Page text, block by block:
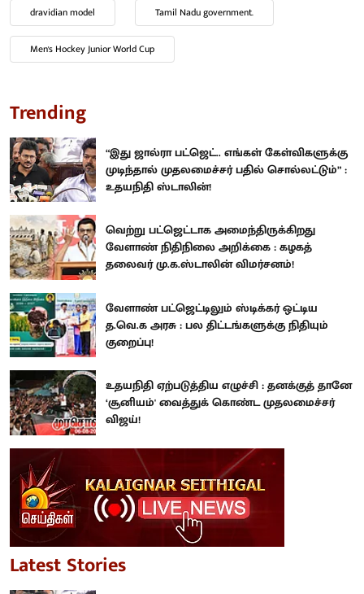
dravidian model Tamil Nadu government.
Men's Hockey Junior World Cup
Trending
“இது ஜால்ரா பட்ஜெட்.. எங்கள் கேள்விகளுக்கு
முடிந்தால் முதலமைச்சர் பதில் சொல்லட்டும்” :
உதயநிதி ஸ்டாலின்!
வெற்று பட்ஜெட்டாக அமைந்திருக்கிறது
வேளாண் நிதிநிலை அறிக்கை : கழகத்
தலைவர் மு.க.ஸ்டாலின் விமர்சனம்!
வேளாண் பட்ஜெட்டிலும் ஸ்டிக்கர் ஒட்டிய
த.வெ.க அரசு : பல திட்டங்களுக்கு நிதியும்
குறைப்பு!
உதயநிதி ஏற்படுத்திய எழுச்சி : தனக்குத் தானே
‘சூனியம்' வைத்துக் கொண்ட முதலமைச்சர்
விஜய்!
Latest Stories